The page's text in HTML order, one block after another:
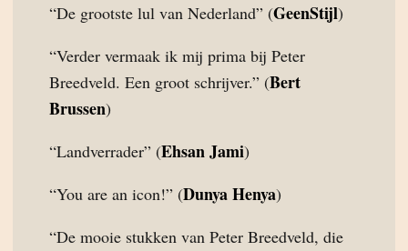
“De grootste lul van Nederland” (GeenStijl)
“Verder vermaak ik mij prima bij Peter
Breedveld. Een groot schrijver.” (Bert
Brussen)
“Landverrader” (Ehsan Jami)
“You are an icon!” (Dunya Henya)
“De mooie stukken van Peter Breedveld, die